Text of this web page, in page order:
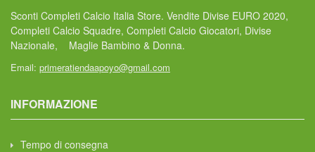
Sconti Completi Calcio Italia Store. Vendite Divise EURO 2020,
Completi Calcio Squadre, Completi Calcio Giocatori, Divise
Nazionale, Maglie Bambino & Donna.
Email: primeratiendaapoyo@gmail.com
INFORMAZIONE
Tempo di consegna